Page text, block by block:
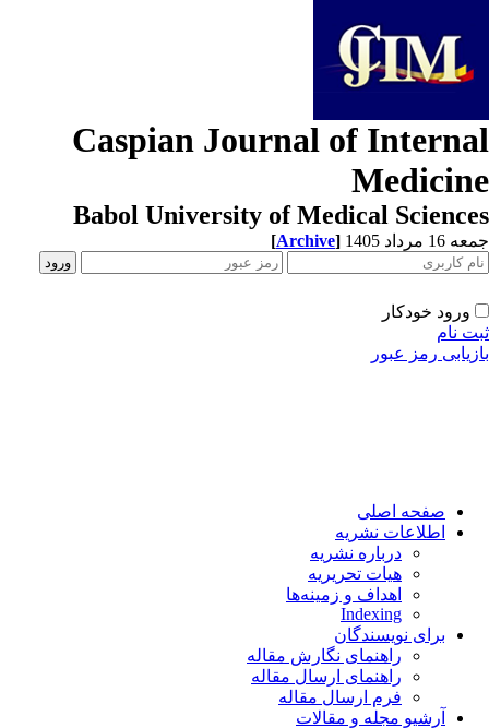
Caspian Journal of
Babol University of Medical
مرداد 1405 [Archive]
ورود خودکار
نام
رمز عبور
صفحه اصلی
اطلاعات نشریه
درباره نشریه
هیات تحریریه
اهداف و زمینه‌ها
Indexing
برای نویسندگان
راهنمای نگارش مقاله
راهنمای ارسال مقاله
فرم ارسال مقاله
آرشیو مجله و مقالات